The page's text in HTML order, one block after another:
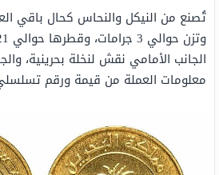
تُصنع من النيكل والنحاس كحال باقي
الجانب الأمامي نقش لنخلة بحرينية،
معلومات العملة من قيمة ورقم